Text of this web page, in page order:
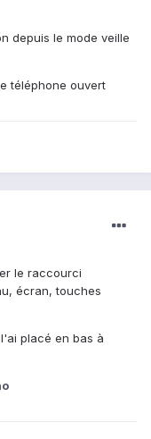
depuis le mode veille
téléphone ouvert
le raccourci
écran, touches
placé en bas à